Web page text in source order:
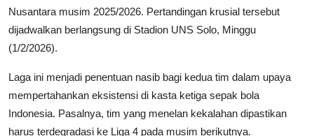
Nusantara musim 2025/2026. Pertandingan krusial tersebut
dijadwalkan berlangsung di Stadion UNS Solo, Minggu
(1/2/2026).
Laga ini menjadi penentuan nasib bagi kedua tim dalam upaya
mempertahankan eksistensi di kasta ketiga sepak bola
Indonesia. Pasalnya, tim yang menelan kekalahan dipastikan
harus terdegradasi ke Liga 4 pada musim berikutnya.